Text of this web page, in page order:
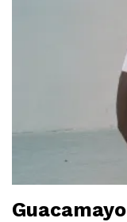
Guacamayo